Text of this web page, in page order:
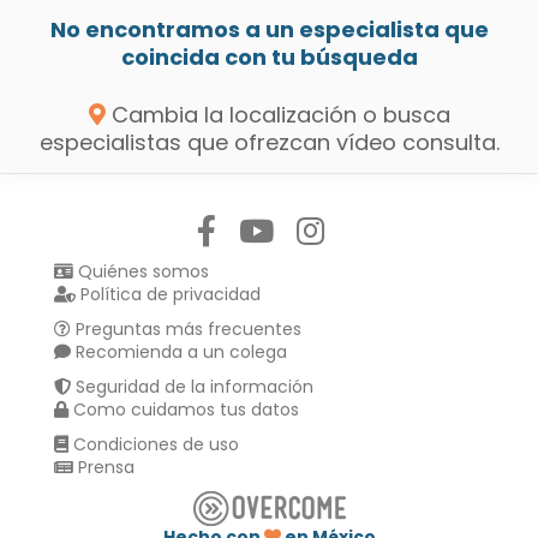
No encontramos a un especialista que
coincida con tu búsqueda
Cambia la localización o busca
especialistas que ofrezcan vídeo consulta.
Quiénes somos
Política de privacidad
Preguntas más frecuentes
Recomienda a un colega
Seguridad de la información
Como cuidamos tus datos
Condiciones de uso
Prensa